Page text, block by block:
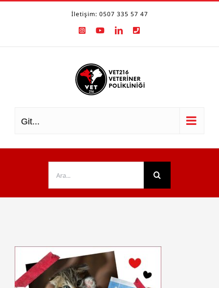
İletişim: 0507 335 57 47
InstagramYouTubeLinkedIn
Git...